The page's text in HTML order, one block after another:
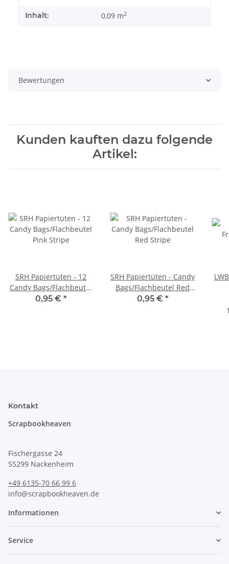
Inhalt: 0,09 m2
Bewertungen
Kunden kauften dazu folgende
Artikel:
SRH Papiertüten - 12
Candy Bags/Flachbeutel
Pink Stripe
0,95 € *
SRH Papiertüten - Candy
Bags/Flachbeutel Red
Stripe
0,95 € *
Kontakt
Scrapbookheaven
Fischergasse 24
55299 Nackenheim
+49 6135-70 66 99 6
info@scrapbookheaven.de
Informationen
Service